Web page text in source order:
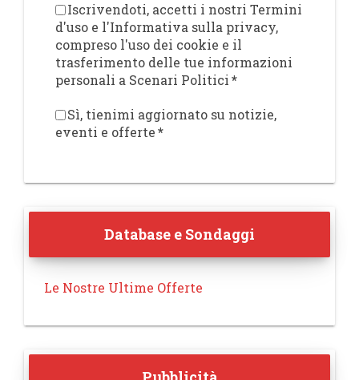
Iscrivendoti, accetti i nostri Termini
d'uso e l'Informativa sulla privacy,
compreso l'uso dei cookie e il
trasferimento delle tue informazioni
personali a Scenari Politici*
Sì, tienimi aggiornato su notizie,
eventi e offerte*
Database e Sondaggi
Le Nostre Ultime Offerte